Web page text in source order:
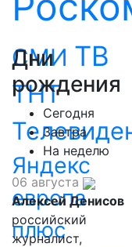
СМИ ТВ
ТНТ
Яндекс
европа
плюс
Дни
рождения
Сегодня
Завтра
На неделю
06 августа
Алексей Денисов
российский
журналист,